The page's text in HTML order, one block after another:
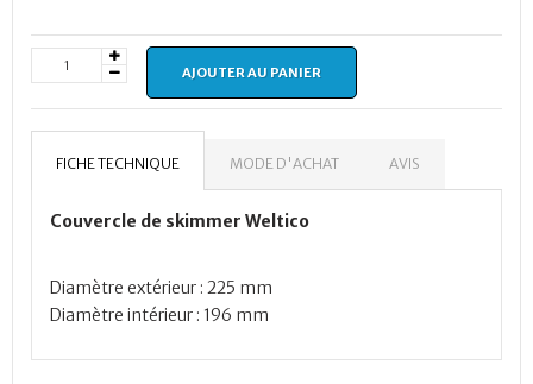
AJOUTER AU PANIER
FICHE TECHNIQUE MODE D'ACHAT AVIS
Couvercle de skimmer Weltico
Diamètre extérieur : 225 mm
Diamètre intérieur : 196 mm